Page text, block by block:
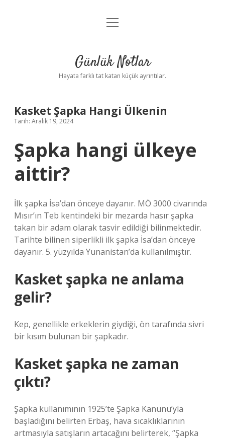
Anasayfa
Yasal Uyarı
menüyü
Günlük Notlar
Hayata farklı tat katan küçük ayrıntılar.
Kasket Şapka Hangi Ülkenin
Tarih: Aralık 19, 2024
Şapka hangi ülkeye
aittir?
İlk şapka İsa’dan önceye dayanır. MÖ 3000 civarında
Mısır’ın Teb kentindeki bir mezarda hasır şapka
takan bir adam olarak tasvir edildiği bilinmektedir.
Tarihte bilinen siperlikli ilk şapka İsa’dan önceye
dayanır. 5. yüzyılda Yunanistan’da kullanılmıştır.
Kasket şapka ne anlama
gelir?
Kep, genellikle erkeklerin giydiği, ön tarafında sivri
bir kısım bulunan bir şapkadır.
Kasket şapka ne zaman
çıktı?
Şapka kullanımının 1925’te Şapka Kanunu’yla
başladığını belirten Erbaş, hava sıcaklıklarının
artmasıyla satışların artacağını belirterek, “Şapka